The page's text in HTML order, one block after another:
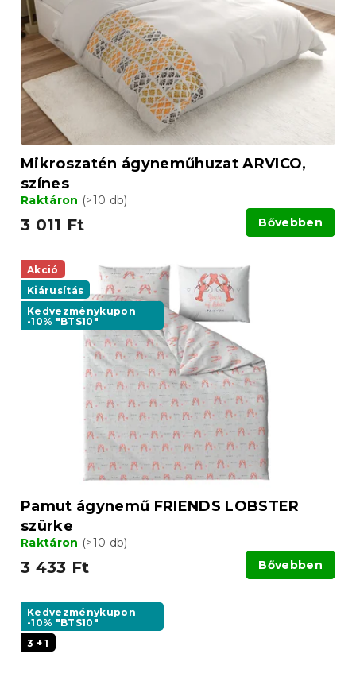
Mikroszatén ágyneműhuzat ARVICO,
színes
Raktáron (>10 db)
3 011 Ft Bővebben
Akció
Kiárusítás
Kedvezménykupon
-10% "BTS10"
Pamut ágynemű FRIENDS LOBSTER
szürke
Raktáron (>10 db)
3 433 Ft Bővebben
Kedvezménykupon
-10% "BTS10"
3 + 1